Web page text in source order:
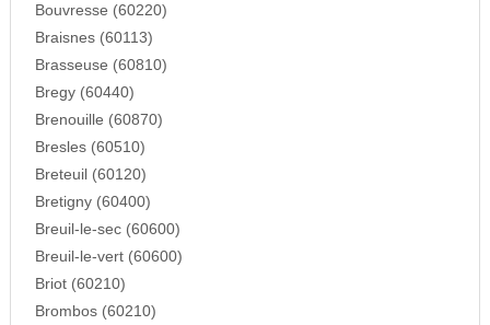
Bouvresse (60220)
Braisnes (60113)
Brasseuse (60810)
Bregy (60440)
Brenouille (60870)
Bresles (60510)
Breteuil (60120)
Bretigny (60400)
Breuil-le-sec (60600)
Breuil-le-vert (60600)
Briot (60210)
Brombos (60210)